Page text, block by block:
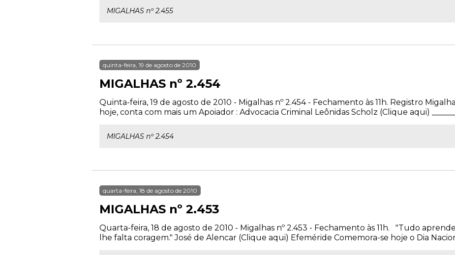
MIGALHAS nº 2.455
quinta-feira, 19 de agosto de 2010
MIGALHAS nº 2.454
Quinta-feira, 19 de agosto de 2010 - Migalhas nº 2.454 - Fechamento às 11h. Registro
hoje, conta com mais um Apoiador : Advocacia Criminal Leônidas Scholz (Clique aqui)
MIGALHAS nº 2.454
quarta-feira, 18 de agosto de 2010
MIGALHAS nº 2.453
Quarta-feira, 18 de agosto de 2010 - Migalhas nº 2.453 - Fechamento às 11h. "Tudo
lhe falta coragem." José de Alencar (Clique aqui) Efeméride Comemora-se hoje o Dia